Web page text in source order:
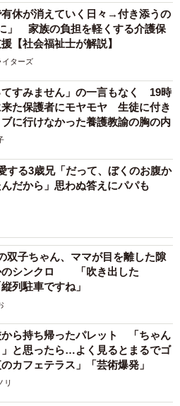
休が消えていく日々→付き添うの
」 家族の負担を軽くする介護保
【社会福祉士が解説】
イターズ
てすみません」の一言もなく 19時
た保護者にモヤモヤ 生徒に付き
に行けなかった養護教諭の胸の内
する3歳兄「だって、ぼくのお腹か
だから」思わぬ答えにパパも
双子ちゃん、ママが目を離した隙
のシンクロ 「吹き出した
縦列駐車ですね」
から持ち帰ったパレット 「ちゃん
」と思ったら…よく見るとまるでゴ
カフェテラス」「芸術爆発」
リ